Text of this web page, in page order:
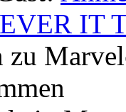
IT
zu